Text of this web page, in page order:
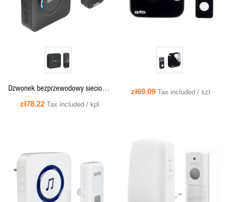
Dzwonek bezprzewodowy sieciowy
z przyciskiem bezbateryjnym,
zł78.22 Tax included / kpl
zł69.09 Tax included / szt
QUICK VIEW QUICK VIEW